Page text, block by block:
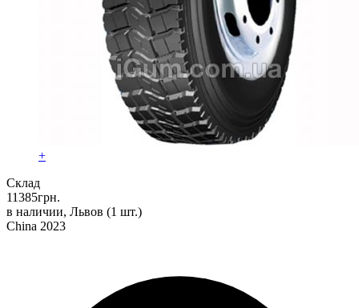
+
Склад
11385грн.
в наличии, Львов (1 шт.)
China 2023